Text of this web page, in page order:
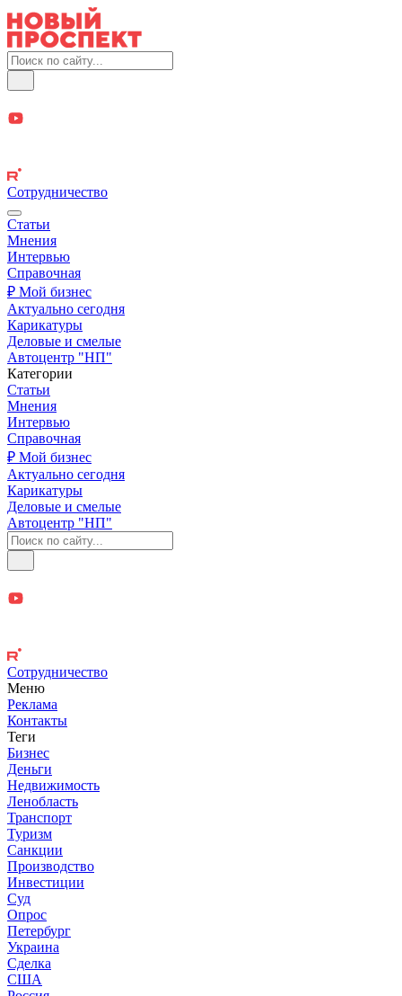
Сотрудничество
Статьи
Мнения
Интервью
Справочная
₽ Мой бизнес
Актуально сегодня
Карикатуры
Деловые и смелые
Автоцентр "НП"
Категории
Статьи
Мнения
Интервью
Справочная
₽ Мой бизнес
Актуально сегодня
Карикатуры
Деловые и смелые
Автоцентр "НП"
Сотрудничество
Меню
Реклама
Контакты
Теги
Бизнес
Деньги
Недвижимость
Ленобласть
Транспорт
Туризм
Санкции
Производство
Инвестиции
Суд
Опрос
Петербург
Украина
Сделка
США